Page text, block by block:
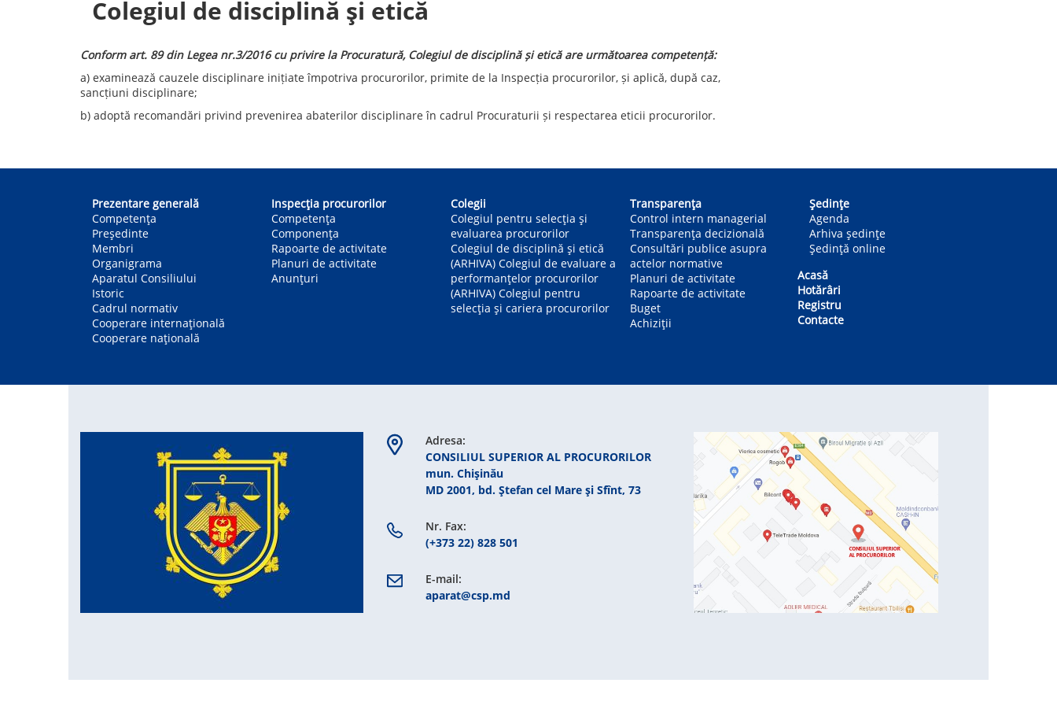
Colegiul de disciplină și etică
Conform art. 89 din Legea nr.3/2016 cu privire la Procuratură, Colegiul de disciplină și etică are următoarea competență:
a) examinează cauzele disciplinare inițiate împotriva procurorilor, primite de la Inspecția procurorilor, și aplică, după caz,
sancțiuni disciplinare;
b) adoptă recomandări privind prevenirea abaterilor disciplinare în cadrul Procuraturii și respectarea eticii procurorilor.
navigation
Prezentare generală
Competența
Președinte
Membri
Organigrama
Aparatul Consiliului
Istoric
Cadrul normativ
Cooperare internațională
Cooperare națională
Inspecția procurorilor
Competenţa
Componența
Rapoarte de activitate
Planuri de activitate
Anunțuri
Colegii
Colegiul pentru selecția și
evaluarea procurorilor
Colegiul de disciplină și etică
(ARHIVA) Colegiul de evaluare a
performanțelor procurorilor
(ARHIVA) Colegiul pentru
selecția și cariera procurorilor
Transparența
Control intern managerial
Transparența decizională
Consultări publice asupra
actelor normative
Planuri de activitate
Rapoarte de activitate
Buget
Achiziții
Ședințe
Agenda
Arhiva ședințe
Ședință online
Acasă
Hotărâri
Registru
Contacte
Adresa:
CONSILIUL SUPERIOR AL PROCURORILOR
mun. Chişinău
MD 2001, bd. Ștefan cel Mare şi Sfînt, 73
Nr. Fax:
(+373 22) 828 501
E-mail:
aparat@csp.md